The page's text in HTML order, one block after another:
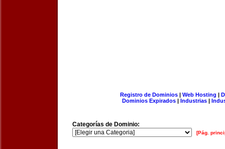
Registro de Dominios| Web Hosting |
Dominios Expirados | Industrias |
Categorías de Dominio:
[Pág.